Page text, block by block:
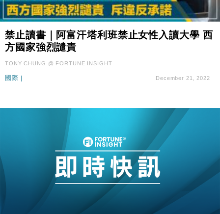
禁止讀書｜阿富汗塔利班禁止女性入讀大學 西
方國家強烈譴責
TONY CHUNG @ FORTUNE INSIGHT
國際 December 21, 2022